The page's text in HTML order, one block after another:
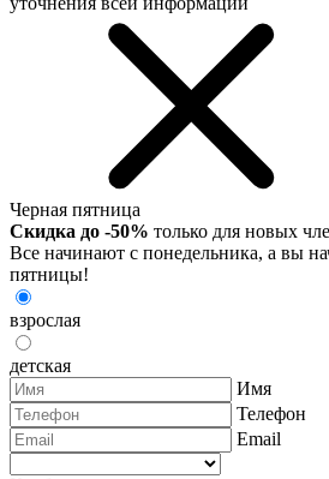
Черная пятница
Скидка до -50% только для новых
Все начинают с понедельника, а вы
пятницы!
взрослая
детская
Имя
Телефон
Email